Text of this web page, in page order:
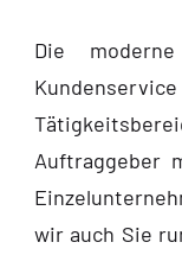
Die
Auftraggeber
wir auch Sie